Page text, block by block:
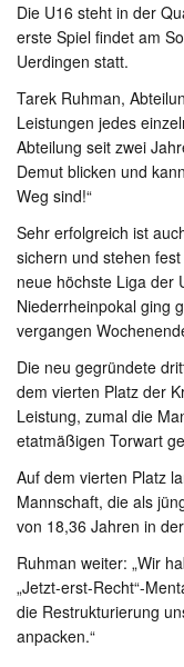
Die U16 steht in der
erste Spiel findet am
Uerdingen statt.
Tarek Ruhman,
Leistungen jedes
Abteilung seit zwei
Demut blicken und
Weg sind!“
Sehr erfolgreich ist
sichern und stehen
neue höchste Liga der
Niederrheinpokal ging
vergangen
Die neu gegründete
dem vierten Platz der
Leistung, zumal die
etatmäßigen Torwart
Auf dem vierten Platz
Mannschaft, die als
von 18,36 Jahren in
Ruhman weiter: „Wir
„Jetzt-erst-Recht“-
die Restrukturierung
anpacken.“